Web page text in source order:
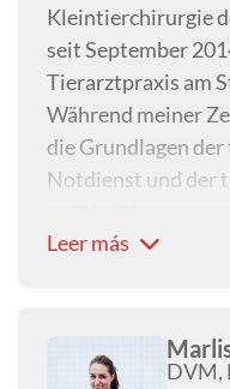
Kleintierchirurgie
seit September
Tierarztpraxis am
Während meiner
die Grundlagen
Notdienst und der
Zahnheilkunde
chirurgische aber
sammeln.
Leer más
DVM,